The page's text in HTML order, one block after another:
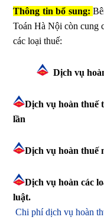
Thông tin bổ sung:
Toán Hà Nội còn cung
các loại thuế:
Dịch vụ
Dịch vụ hoàn thuế
lần
Dịch vụ hoàn thuế
Dịch vụ hoàn các
luật.
Chi phí dịch vụ hoàn